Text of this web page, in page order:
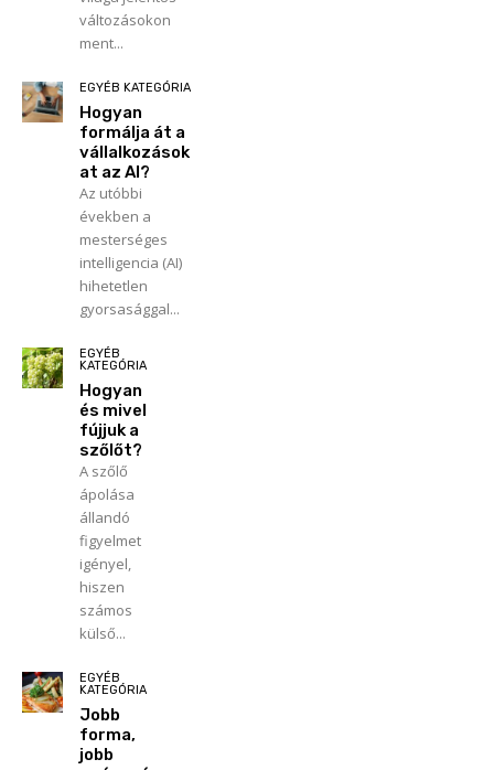
változásokon
ment...
EGYÉB KATEGÓRIA
Hogyan
formálja át a
vállalkozások
at az AI?
Az utóbbi
években a
mesterséges
intelligencia (AI)
hihetetlen
gyorsasággal...
EGYÉB
KATEGÓRIA
Hogyan
és mivel
fújjuk a
szőlőt?
A szőlő
ápolása
állandó
figyelmet
igényel,
hiszen
számos
külső...
EGYÉB
KATEGÓRIA
Jobb
forma,
jobb